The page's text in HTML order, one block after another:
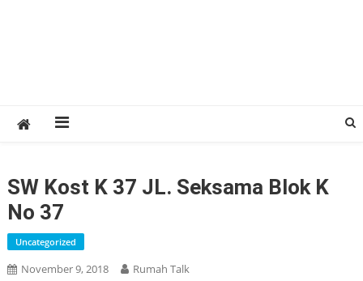
SW Kost K 37 JL. Seksama Blok K
No 37
Uncategorized
November 9, 2018 Rumah Talk